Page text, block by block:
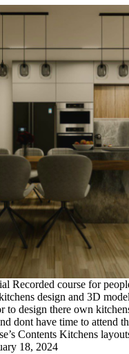
Recorded course for
design and 3D
to design there own
dont have time to attend
Contents Kitchens
18, 2024